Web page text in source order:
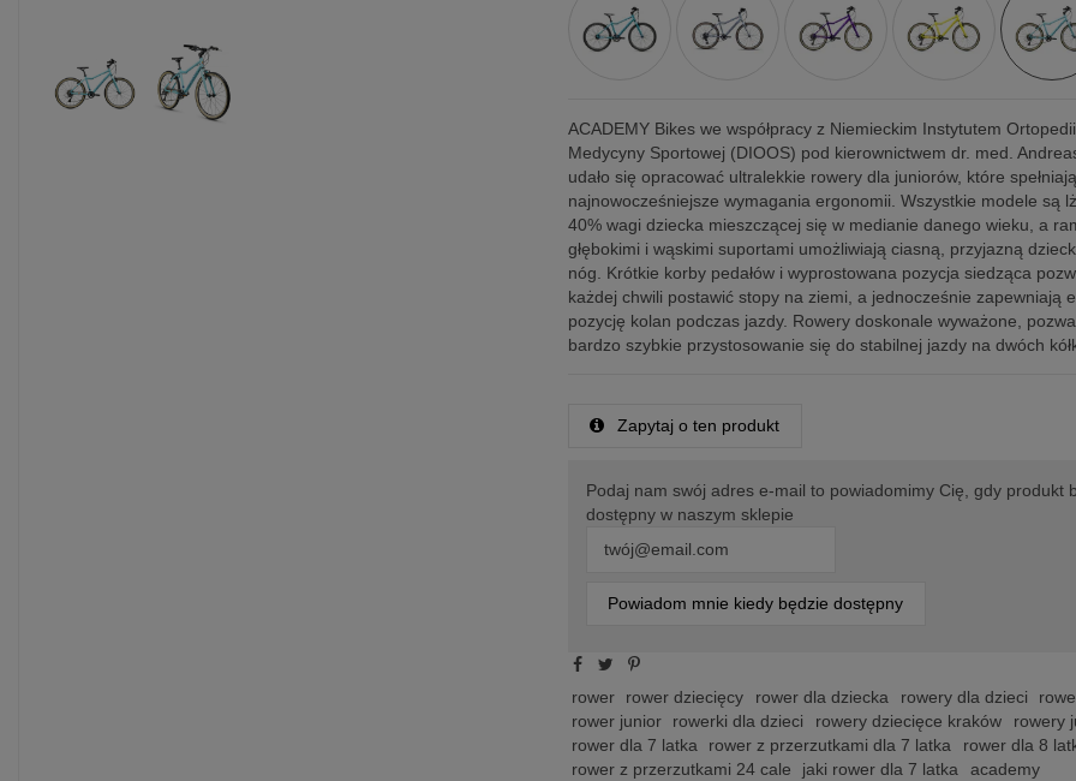
ACADEMY Bikes we współpracy z Niemieckim Instytutem
Medycyny Sportowej (DIOOS) pod kierownictwem dr. med.
udało się opracować ultralekkie rowery dla juniorów, które spełniają
najnowocześniejsze wymagania ergonomii. Wszystkie modele są
40% wagi dziecka mieszczącej się w medianie danego wieku, a
głębokimi i wąskimi suportami umożliwiają ciasną, przyjazną
nóg. Krótkie korby pedałów i wyprostowana pozycja siedząca
każdej chwili postawić stopy na ziemi, a jednocześnie zapewniają
pozycję kolan podczas jazdy. Rowery doskonale wyważone,
bardzo szybkie przystosowanie się do stabilnej jazdy na dwóch
Zapytaj o ten produkt
Podaj nam swój adres e-mail to powiadomimy Cię, gdy produkt
dostępny w naszym sklepie
Powiadom mnie kiedy będzie dostępny
rower rower dziecięcy rower dla dziecka rowery dla dzieci
rower junior
rowerki dla dzieci rowery dziecięce kraków
rowery
rower dla 7 latka
rower z przerzutkami dla 7 latka
rower dla 8
rower z przerzutkami 24 cale
jaki rower dla 7 latka
academy